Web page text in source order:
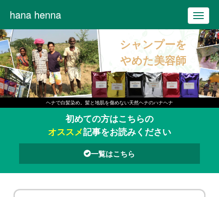
シャンプーを
やめた美容師
T
o
g
g
l
e
n
a
a
t
i
hana henna
ヘナで白髪染め。髪と地肌を傷めない天然ヘナのハナヘナ
初めての方はこちらの
オススメ記事をお読みください
一覧はこちら